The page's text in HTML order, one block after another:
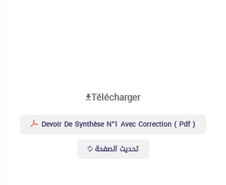
Télécharger
Devoir De Synthèse N°1 Avec Correction ( Pdf )
تحديث الصفحة